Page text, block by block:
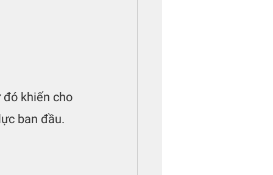
đó khiến cho
ban đầu.